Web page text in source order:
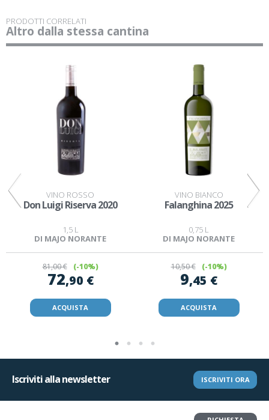
PRODOTTI CORRELATI
Altro dalla stessa cantina
VINO ROSSO
Don Luigi Riserva 2020
1,5 L
DI MAJO NORANTE
81,00 € (-10%)
72,90 €
ACQUISTA
VINO BIANCO
Falanghina 2025
0,75 L
DI MAJO NORANTE
10,50 € (-10%)
9,45 €
ACQUISTA
Iscriviti alla newsletter ISCRIVITI ORA